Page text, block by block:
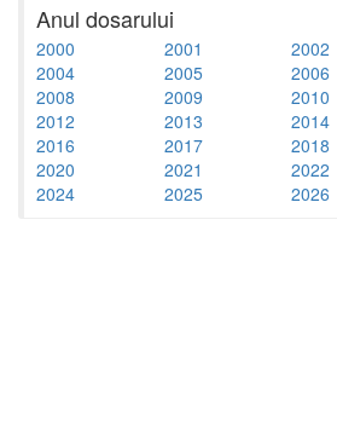
Anul dosarului
2000 2001 2002
2004
2005 2006
2008
2009 2010
2012
2013 2014
2016
2017 2018
2020
2021 2022
2024
2025 2026